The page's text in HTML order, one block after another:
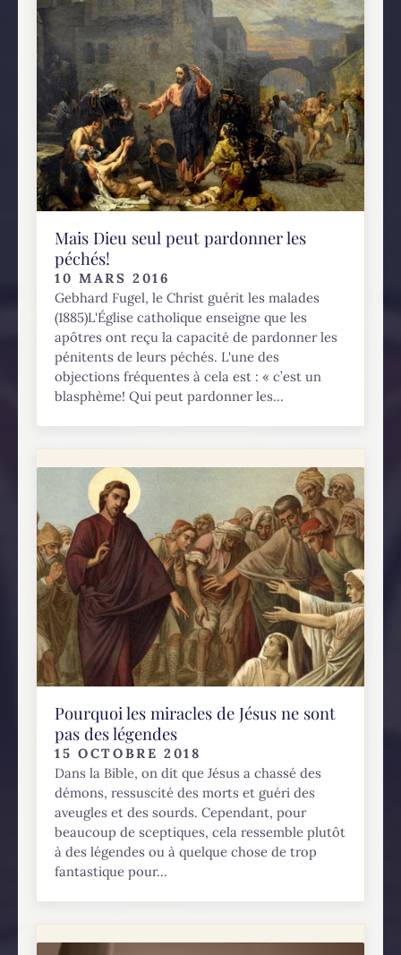
Mais Dieu seul peut pardonner les
péchés!
10 MARS 2016
Gebhard Fugel, le Christ guérit les malades
(1885)L'Église catholique enseigne que les
apôtres ont reçu la capacité de pardonner les
pénitents de leurs péchés. L'une des
objections fréquentes à cela est : « c’est un
blasphème! Qui peut pardonner les...
Pourquoi les miracles de Jésus ne sont
pas des légendes
15 OCTOBRE 2018
Dans la Bible, on dit que Jésus a chassé des
démons, ressuscité des morts et guéri des
aveugles et des sourds. Cependant, pour
beaucoup de sceptiques, cela ressemble plutôt
à des légendes ou à quelque chose de trop
fantastique pour...